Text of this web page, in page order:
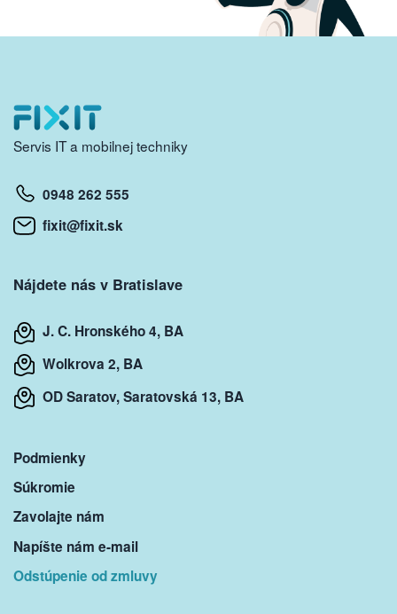
Servis IT a mobilnej techniky
0948 262 555
fixit@fixit.sk
Nájdete nás v Bratislave
J. C. Hronského 4, BA
Wolkrova 2, BA
OD Saratov, Saratovská 13, BA
Podmienky
Súkromie
Zavolajte nám
Napíšte nám e-mail
Odstúpenie od zmluvy